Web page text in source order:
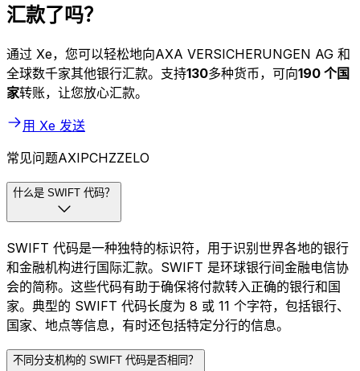
汇款了吗？
通过 Xe，您可以轻松地向AXA VERSICHERUNGEN AG 和
全球数千家其他银行汇款。支持130多种货币，可向190 个国
家转账，让您放心汇款。
用 Xe 发送
常见问题AXIPCHZZELO
什么是 SWIFT 代码？
SWIFT 代码是一种独特的标识符，用于识别世界各地的银行
和金融机构进行国际汇款。SWIFT 是环球银行间金融电信协
会的简称。这些代码有助于确保将付款转入正确的银行和国
家。典型的 SWIFT 代码长度为 8 或 11 个字符，包括银行、
国家、地点等信息，有时还包括特定分行的信息。
不同分支机构的 SWIFT 代码是否相同？